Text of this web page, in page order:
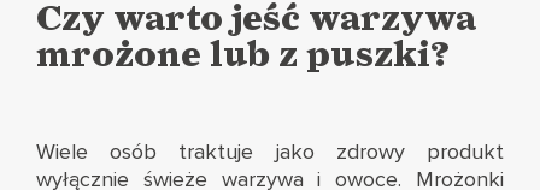
Czy warto jeść warzywa
mrożone lub z puszki?
Wiele osób traktuje jako zdrowy produkt
wyłącznie świeże warzywa i owoce. Mrożonki